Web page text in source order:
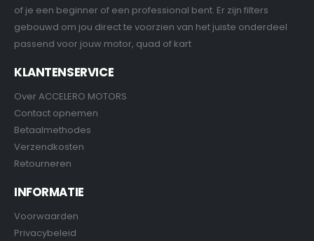
of je een beginner of een professional bent. Er zijn filters
gebouwd om jou direct te voorzien van het juiste onderdeel
passend voor jouw motor, quad of kart
KLANTENSERVICE
Over ACCELERO MOTORS
Contact opnemen
Betaalmethodes
Verzendkosten
Retourneren
INFORMATIE
Voorwaarden
Privacybeleid